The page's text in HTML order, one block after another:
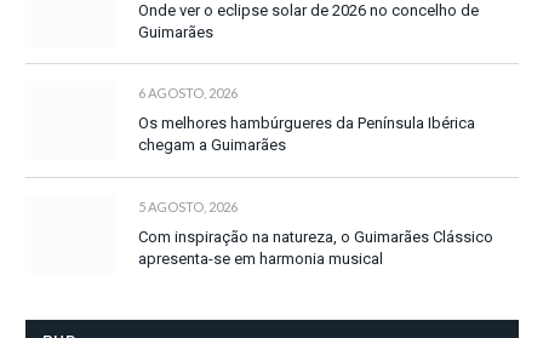
Onde ver o eclipse solar de 2026 no concelho de
Guimarães
6 AGOSTO, 2026
Os melhores hambúrgueres da Península Ibérica
chegam a Guimarães
5 AGOSTO, 2026
Com inspiração na natureza, o Guimarães Clássico
apresenta-se em harmonia musical